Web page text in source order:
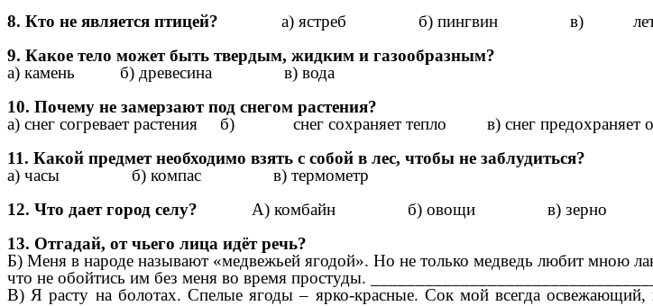
8. Кто не является птицей? а) ястреб б) пингвин в)
9. Какое тело может быть твердым, жидким и газообразным?
а) камень б) древесина в) вода
10. Почему не замерзают под снегом растения?
а) снег согревает растения б) снег сохраняет тепло в) снег предохраняет
11. Какой предмет необходимо взять с собой в лес, чтобы не заблудиться?
а) часы б) компас в) термометр
12. Что дает город селу? А) комбайн б) овощи в) зерно
13. Отгадай, от чьего лица идёт речь?
Б) Меня в народе называют «медвежьей ягодой». Но не только медведь любит мною
что не обойтись им без меня во время простуды.
В) Я расту на болотах. Спелые ягоды – ярко-красные. Сок мой всегда